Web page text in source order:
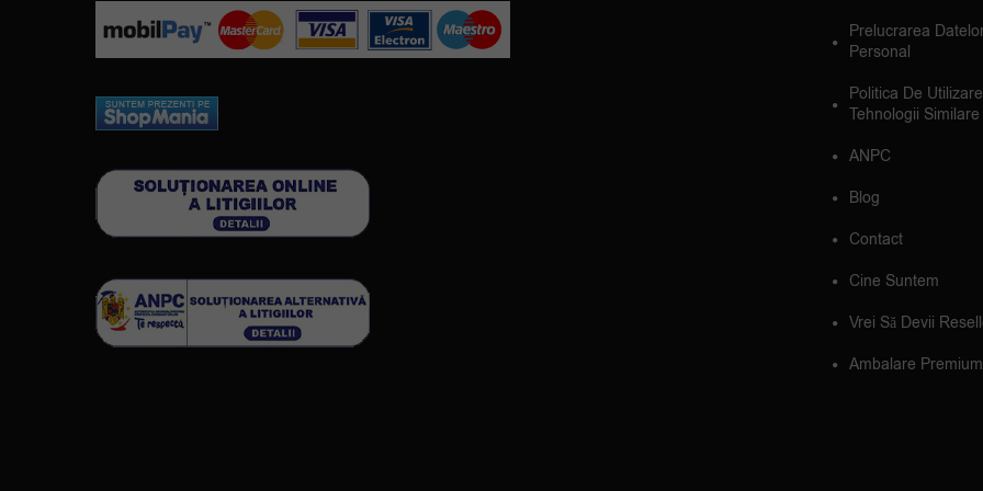
Prelucrarea
Personal
Politica De
Tehnologii Similare
ANPC
Blog
Contact
Cine Suntem
Vrei Să Devii
Ambalare Premium